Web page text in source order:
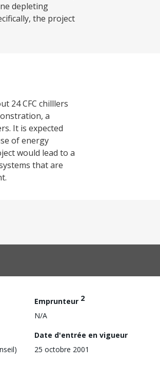
depleting
the project
24 CFC chilllers
a
It is expected
of energy
would lead to a
that are
Emprunteur 2
N/A
Date d'entrée en vigueur
25 octobre 2001